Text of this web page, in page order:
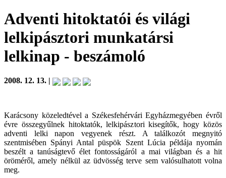
Adventi hitoktatói és világi
lelkipásztori munkatársi
lelkinap - beszámoló
2008. 12. 13. |
Karácsony közeledtével a Székesfehérvári Egyházmegyében évről
évre összegyűlnek hitoktatók, lelkipásztori kisegítők, hogy közös
adventi lelki napon vegyenek részt. A találkozót megnyitó
szentmisében Spányi Antal püspök Szent Lúcia példája nyomán
beszélt a tanúságtevő élet fontosságáról a mai világban és a hit
öröméről, amely nélkül az üdvösség terve sem valósulhatott volna
meg.